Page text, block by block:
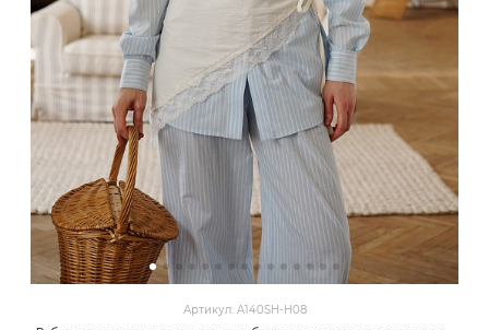
Артикул: A140SH-H08